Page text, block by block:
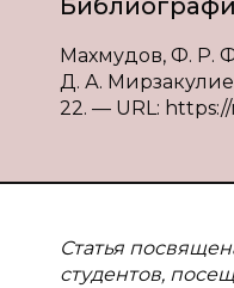
Махмудов, Ф. Р.
Д. А.
22. — URL:
Статья
студентов,